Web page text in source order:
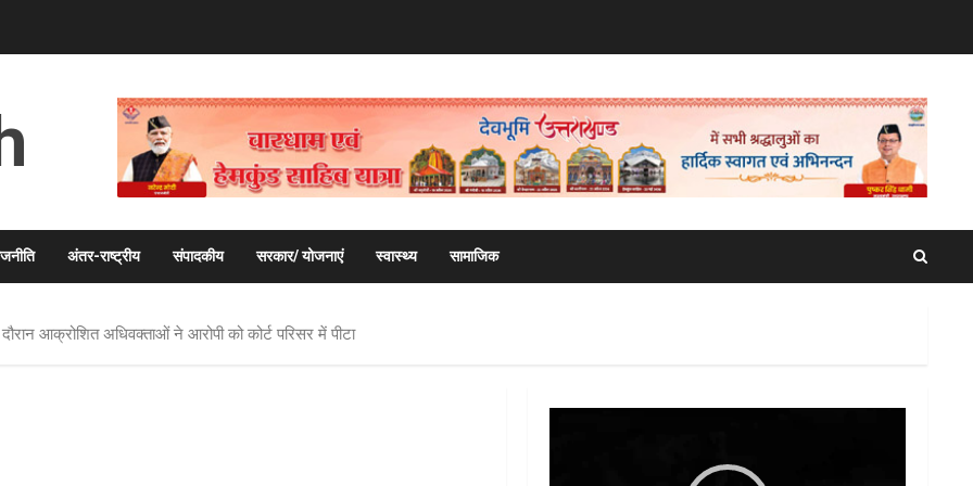
अंतर-राष्ट्रीय संपादकीय सरकार/ योजनाएं स्वास्थ्य सामाजिक
आक्रोशित अधिवक्ताओं ने आरोपी को कोर्ट परिसर में पीटा